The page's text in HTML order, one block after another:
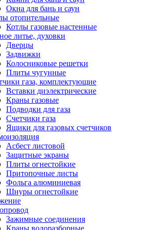
Окна для бань и саун
отопительные
Котлы газовые настенные
литье, духовки
Дверцы
Задвижки
Колосниковые решетки
Плиты чугунные
газа, комплектующие
Вставки диэлектрические
Краны газовые
Подводки для газа
Счетчики газа
Ящики для газовых счетчиков
Асбест листовой
Защитные экраны
Плиты огнестойкие
Притопочные листы
Фольга алюминиевая
Шнуры огнестойкие
Зажимные соединения
Краны водоразборные